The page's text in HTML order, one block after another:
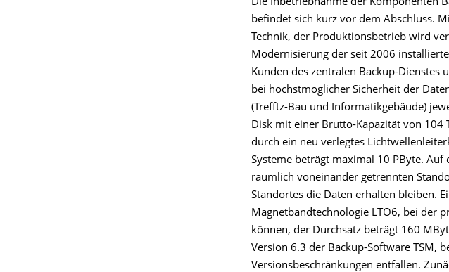
Die Inbetriebnahme der Komponenten
befindet sich kurz vor dem Abschluss.
Technik, der Produktionsbetrieb wird
Modernisierung der seit 2006
Kunden des zentralen Backup-Dienstes
bei höchstmöglicher Sicherheit der
(Trefftz-Bau und Informatikgebäude)
Disk mit einer Brutto-Kapazität von 104
durch ein neu verlegtes
Systeme beträgt maximal 10 PByte. Auf
räumlich voneinander getrennten
Standortes die Daten erhalten bleiben.
Magnetbandtechnologie LTO6, bei der
können, der Durchsatz beträgt 160
Version 6.3 der Backup-Software TSM,
Versionsbeschränkungen entfallen.